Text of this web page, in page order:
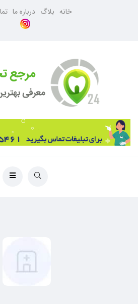
خانه بلاگ درباره ما